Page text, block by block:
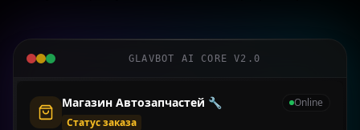
GLAVBOT AI CORE V2.0
Риелтор Светлана 🏠
Online
Квалификация лида